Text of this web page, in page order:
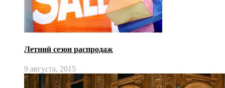
Летний сезон распродаж
9 августа, 2015